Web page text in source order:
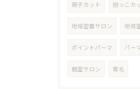
親子カット 抱っこカ
地域密着サロン 地域
ポイントパーマ パー
個室サロン 育毛